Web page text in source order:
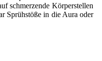
schmerzende Körperstellen
Sprühstöße in die Aura oder